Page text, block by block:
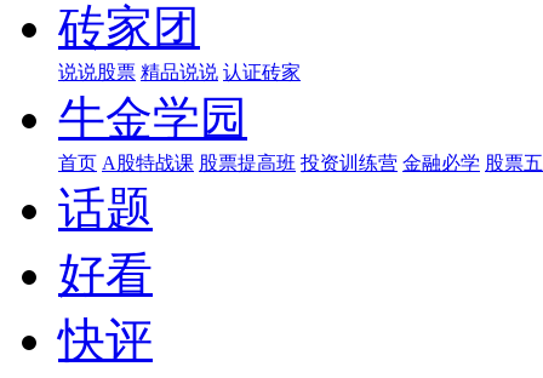
砖家团
说说股票 精品说说 认证砖家
牛金学园
首页 A股特战课 股票提高班 投资训练营 金融必学 股票
话题
好看
快评